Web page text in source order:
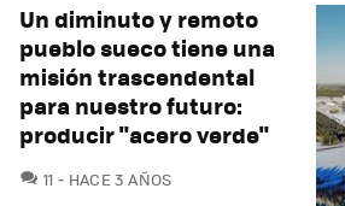
Un diminuto y remoto
pueblo sueco tiene una
misión trascendental
para nuestro futuro:
producir "acero verde"
11 COMENTARIOS
HACE 3 AÑOS